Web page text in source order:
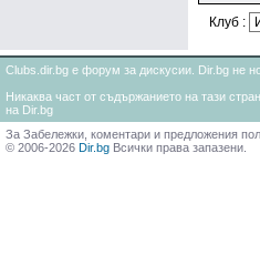
Клуб :
Clubs.dir.bg е форум за дискусии. Dir.bg не
Никаква част от съдържанието на тази
на Dir.bg
За Забележки, коментари и предложения
© 2006-2026 Dir.bg Всички права запазени.